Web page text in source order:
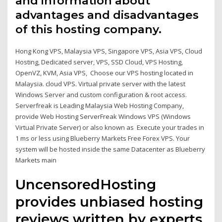
advantages and disadvantages
of this hosting company.
Hong Kong VPS, Malaysia VPS, Singapore VPS, Asia VPS, Cloud
Hosting, Dedicated server, VPS, SSD Cloud, VPS Hosting,
OpenVZ, KVM, Asia VPS, Choose our VPS hosting located in
Malaysia. cloud VPS. Virtual private server with the latest
Windows Server and custom configuration & root access.
Serverfreak is Leading Malaysia Web Hosting Company,
provide Web Hosting ServerFreak Windows VPS (Windows
Virtual Private Server) or also known as Execute your trades in
1 ms or less using Blueberry Markets Free Forex VPS. Your
system will be hosted inside the same Datacenter as Blueberry
Markets main
UncensoredHosting
provides unbiased hosting